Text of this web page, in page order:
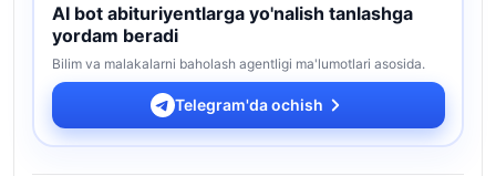
AI bot abituriyentlarga yo'nalish tanlashga
yordam beradi
Bilim va malakalarni baholash agentligi ma'lumotlari asosida.
Telegram'da ochish